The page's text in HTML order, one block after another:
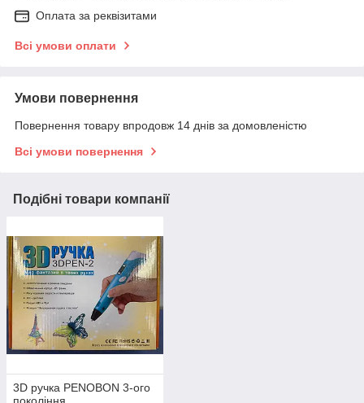
Оплата за реквізитами
Всі умови оплати
Умови повернення
Повернення товару впродовж 14 днів за домовленістю
Всі умови повернення
Подібні товари компанії
3D ручка PENOBON 3-ого